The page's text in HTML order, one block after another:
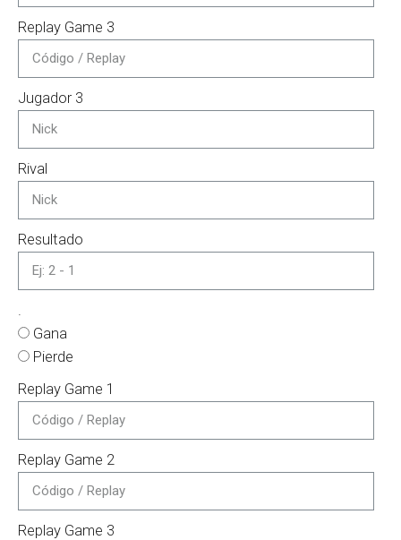
Replay Game 3
Jugador 3
Rival
Resultado
Gana
Pierde
Replay Game 1
Replay Game 2
Replay Game 3